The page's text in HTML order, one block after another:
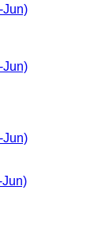
Jun)
Jun)
Jun)